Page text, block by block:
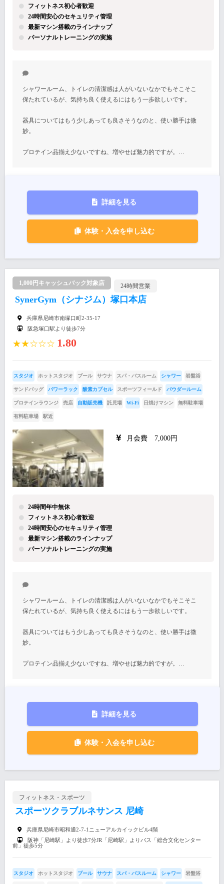
フィットネス初心者歓迎
24時間安心のセキュリティ管理
最新マシン搭載のラインナップ
パーソナルトレーニングの実施
シャワールーム、トイレの清潔感は人がいないなかでもそこそこ
保たれているが、気持ち良く使えるにはもう一歩欲しいです。
器具についてはもう少しあっても良さそうなのと、使い勝手は微
妙。
プロテイン品揃え少ないですね、増やせば魅力的ですが。…
詳細を見る
体験・入会を申し込む
1,000円キャッシュバック対象店 24時間営業
SynerGym（シナジム）塚口本店
兵庫県尼崎市南塚口町2-35-17
阪急塚口駅より徒歩7分
★★☆☆☆ 1.80
スタジオ ホットスタジオ プール サウナ スパ・バスルーム シャワー 岩盤浴
サンドバッグ パワーラック 酸素カプセル スポーツフィールド パウダールーム
プロテインラウンジ 売店 自動販売機 託児場 Wi-Fi 日焼けマシン 無料駐車場
有料駐車場 駅近
月会費 7,000円
24時間年中無休
フィットネス初心者歓迎
24時間安心のセキュリティ管理
最新マシン搭載のラインナップ
パーソナルトレーニングの実施
シャワールーム、トイレの清潔感は人がいないなかでもそこそこ
保たれているが、気持ち良く使えるにはもう一歩欲しいです。
器具についてはもう少しあっても良さそうなのと、使い勝手は微
妙。
プロテイン品揃え少ないですね、増やせば魅力的ですが。…
詳細を見る
体験・入会を申し込む
フィットネス・スポーツ
スポーツクラブルネサンス 尼崎
兵庫県尼崎市昭和通2-7-1ニューアルカイックビル4階
阪神「尼崎駅」より徒歩7分JR「尼崎駅」よりバス「総合文化センター
前」徒歩5分
スタジオ ホットスタジオ プール サウナ スパ・バスルーム シャワー 岩盤浴